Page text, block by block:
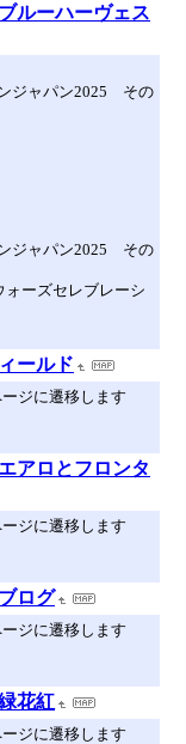
ルーハーヴェス
ジャパン2025 その
ジャパン2025 その
ーズセレブレーシ
ールド
ジに遷移します
アロとフロンタ
ジに遷移します
ログ
ジに遷移します
花紅
ジに遷移します